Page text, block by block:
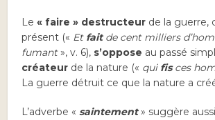
Le« faire » destructeur de la guerre,
présent (« Etfaitde cent milliers
fumant», v. 6), s’oppose au passé
créateur de la nature (« qui fisces
La guerre détruit ce que la nature a
L’adverbe « saintement» suggère